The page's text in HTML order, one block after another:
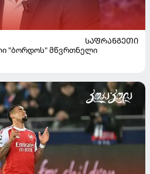
ᲡᲐᲤᲠᲐᲜᲒᲔᲗᲘ
"ბორდოს" მწვრთნელი